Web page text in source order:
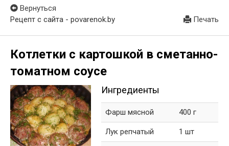
Вернуться
Рецепт с сайта - povarenok.by
Печать
Котлетки с картошкой в сметанно-
томатном соусе
Ингредиенты
Фарш мясной 400 г
Лук репчатый 1 шт